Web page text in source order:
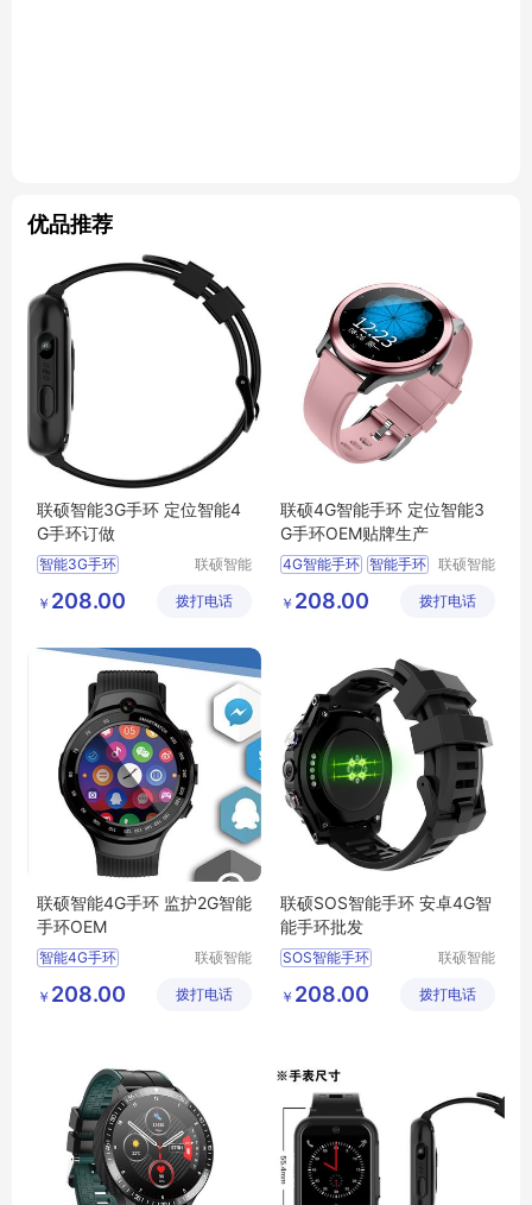
优品推荐
联硕智能3G手环 定位智能4
G手环订做
智能3G手环
蓝牙智能手表
联硕智能
有限公司
￥ 208.00 拨打电话
联硕4G智能手环 定位智能3
G手环OEM贴牌生产
4G智能手环 智能手环
联硕智能
有限公司
￥ 208.00 拨打电话
联硕智能4G手环 监护2G智能
手环OEM
智能4G手环
蓝牙智能健康运动手环
联硕智能
有限公司
￥ 208.00 拨打电话
联硕SOS智能手环 安卓4G智
能手环批发
SOS智能手环
智能商务手表
联硕智能
有限公司
￥ 208.00 拨打电话